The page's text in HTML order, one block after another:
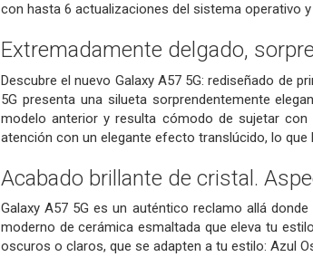
con hasta 6 actualizaciones del sistema operativo
Extremadamente delgado,
Descubre el nuevo Galaxy A57 5G: rediseñado de
5G presenta una silueta sorprendentemente
modelo anterior y resulta cómodo de sujetar
atención con un elegante efecto translúcido, lo
Acabado brillante de cristal.
Galaxy A57 5G es un auténtico reclamo allá
moderno de cerámica esmaltada que eleva tu
oscuros o claros, que se adapten a tu estilo: Azul